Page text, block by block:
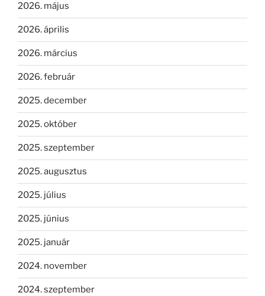
2026. május
2026. április
2026. március
2026. február
2025. december
2025. október
2025. szeptember
2025. augusztus
2025. július
2025. június
2025. január
2024. november
2024. szeptember